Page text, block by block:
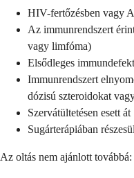
HIV-fertőzésben vagy
Az immunrendszert
vagy limfóma)
Elsődleges
Immunrendszert
dózisú szteroidokat
Szervátültetésen esett át
Sugárterápiában részesül
Az oltás nem ajánlott továbbá: